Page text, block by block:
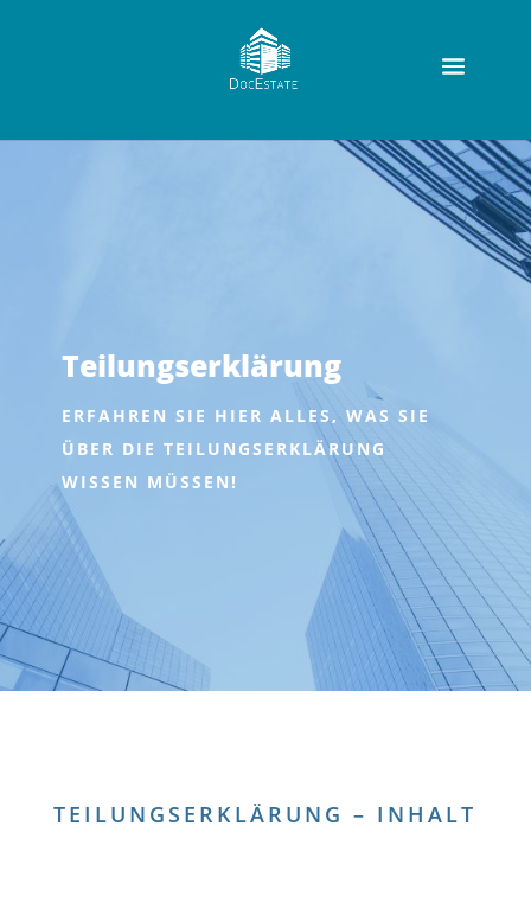
Teilungserklärung
ERFAHREN SIE HIER ALLES, WAS SIE
ÜBER DIE TEILUNGSERKLÄRUNG
WISSEN MÜSSEN!
TEILUNGSERKLÄRUNG – INHALT